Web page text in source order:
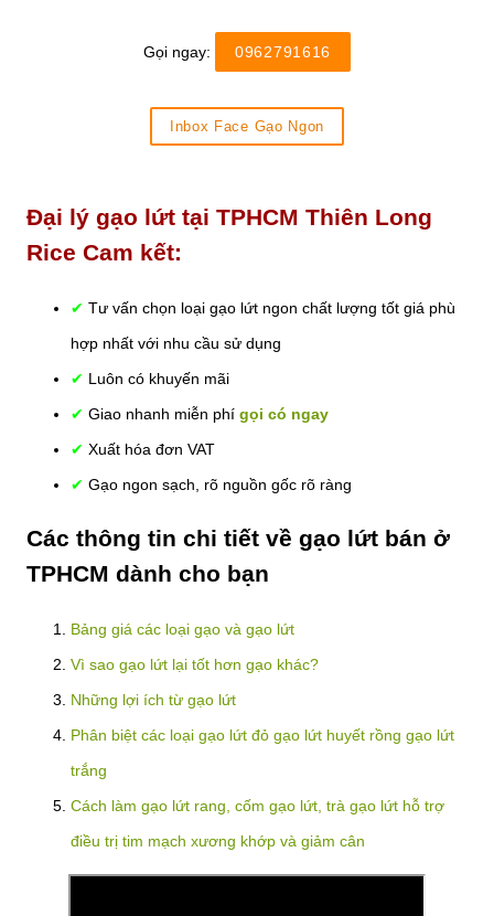
Gọi ngay: 0962791616
Inbox Face Gạo Ngon
Đại lý gạo lứt tại TPHCM Thiên Long
Rice Cam kết:
✔ Tư vấn chọn loại gạo lứt ngon chất lượng tốt giá phù
hợp nhất với nhu cầu sử dụng
✔ Luôn có khuyến mãi
✔ Giao nhanh miễn phí gọi có ngay
✔ Xuất hóa đơn VAT
✔ Gạo ngon sạch, rõ nguồn gốc rõ ràng
Các thông tin chi tiết về gạo lứt bán ở
TPHCM dành cho bạn
Bảng giá các loại gạo và gạo lứt
Vì sao gạo lứt lại tốt hơn gạo khác?
Những lợi ích từ gạo lứt
Phân biệt các loại gạo lứt đỏ gạo lứt huyết rồng gạo lứt
trắng
Cách làm gạo lứt rang, cốm gạo lứt, trà gạo lứt hỗ trợ
điều trị tim mạch xương khớp và giảm cân